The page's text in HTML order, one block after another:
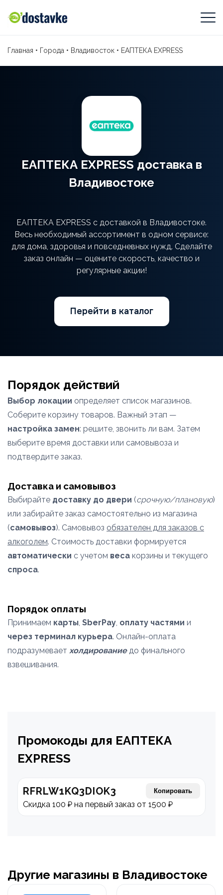
Главная • Города • Владивосток • ЕАПТЕКА EXPRESS
ЕАПТЕКА EXPRESS доставка в
Владивостоке
ЕАПТЕКА EXPRESS с доставкой в Владивостоке.
Весь необходимый ассортимент в одном сервисе:
для дома, здоровья и повседневных нужд. Сделайте
заказ онлайн — оцените скорость, качество и
регулярные акции!
Перейти в каталог
Порядок действий
Выбор локации определяет список магазинов.
Соберите корзину товаров. Важный этап —
настройка замен: решите, звонить ли вам. Затем
выберите время доставки или самовывоза и
подтвердите заказ.
Доставка и самовывоз
Выбирайте доставку до двери (срочную/плановую)
или забирайте заказ самостоятельно из магазина
(самовывоз). Самовывоз обязателен для заказов с
алкоголем. Стоимость доставки формируется
автоматически с учетом веса корзины и текущего
спроса.
Порядок оплаты
Принимаем карты, SberPay, оплату частями и
через терминал курьера. Онлайн-оплата
подразумевает холдированиедо финального
взвешивания.
Промокоды для ЕАПТЕКА
EXPRESS
RFRLW1KQ3DIOK3 Копировать
Скидка 100 ₽ на первый заказ от 1500 ₽
Другие магазины в Владивостоке